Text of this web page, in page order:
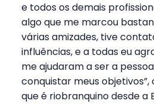
e todos os demais
algo que me marcou
várias amizades, tive
influências, e a todas eu
me ajudaram a ser a
conquistar meus
que é riobranquino desde a